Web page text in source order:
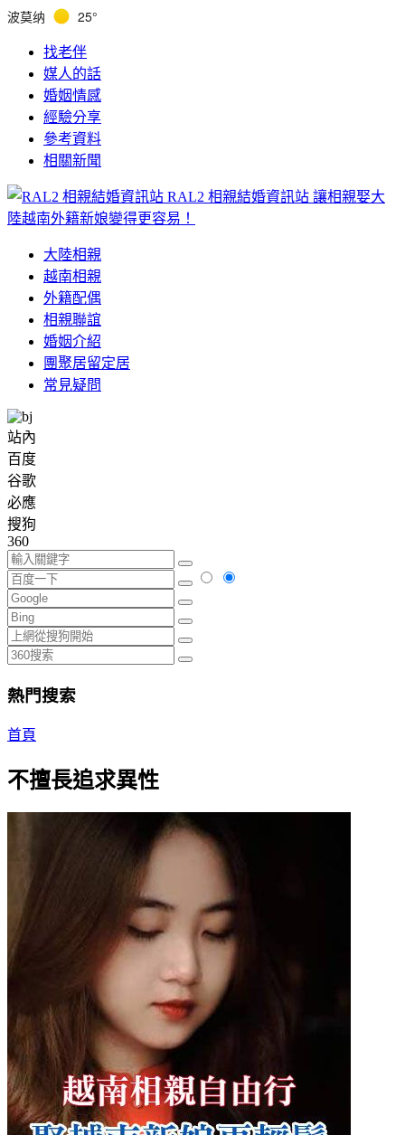
波莫纳 25°
找老伴
媒人的話
婚姻情感
經驗分享
參考資料
相關新聞
RAL2 相親結婚資訊站 讓相親娶大
陸越南外籍新娘變得更容易！
大陸相親
越南相親
外籍配偶
相親聯誼
婚姻介紹
團聚居留定居
常見疑問
站內
百度
谷歌
必應
搜狗
360
熱門搜索
首頁
不擅長追求異性